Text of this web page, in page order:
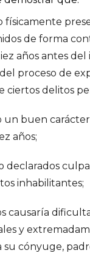
físicamente
de forma
años antes del
proceso de
ciertos delitos
un buen carácter
años;
declarados
inhabilitantes;
causaría
y
su cónyuge,